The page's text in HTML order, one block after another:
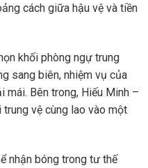
cách giữa hậu vệ và tiền
khối phòng ngự trung
sang biên, nhiệm vụ của
mái. Bên trong, Hiếu Minh –
vệ cùng lao vào một
nhận bóng trong tư thế